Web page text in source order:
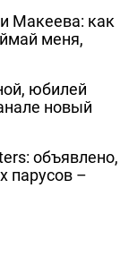
Макеева: как
меня,
юбилей
новый
объявлено,
парусов –